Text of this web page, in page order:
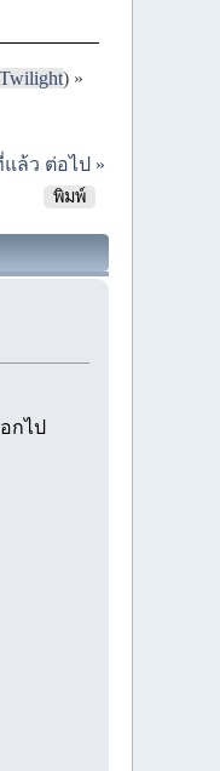
) »
แล้ว ต่อไป »
พิมพ์
กไป